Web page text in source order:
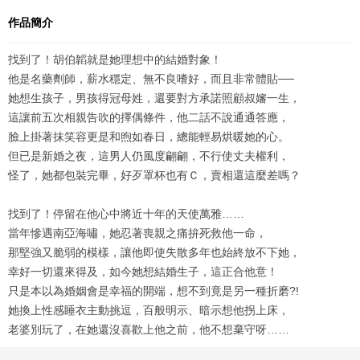
作品簡介
找到了！胡伯韜就是她理想中的結婚對象！
他是名藥劑師，薪水穩定、無不良嗜好，而且非常體貼──
她想生孩子，男孩得冠母姓，還要對方承諾照顧叔嬸一生，
這讓前五次相親告吹的擇偶條件，他二話不說通通答應，
臉上掛著抹笑容更是和煦如春日，總能輕易烘暖她的心。
但已是新婚之夜，這男人仍風度翩翩，不行使丈夫權利，
怪了，她都包裝完畢，好歹罩杯也有Ｃ，賣相還這麼差嗎？
找到了！停留在他心中將近十年的天使萬雅……
當年慘遇南亞海嘯，她忍著喪親之痛拚死救他一命，
那堅強又脆弱的模樣，讓他即使失散多年也始終放不下她，
幸好一切還來得及，如今她想結婚生子，這正合他意！
只是本以為婚姻會是幸福的開端，想不到竟是另一種折磨?!
她換上性感睡衣主動挑逗，百般明示、暗示想他拐上床，
老婆別玩了，在她還沒喜歡上他之前，他不想棄守呀……